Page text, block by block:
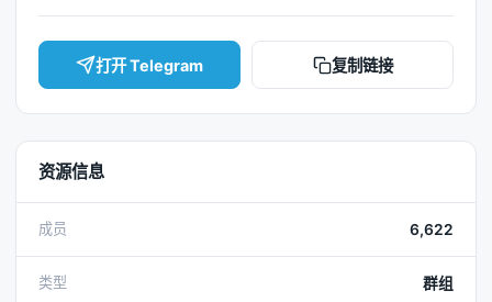
打开 Telegram 复制链接
资源信息
成员 6,622
类型 群组